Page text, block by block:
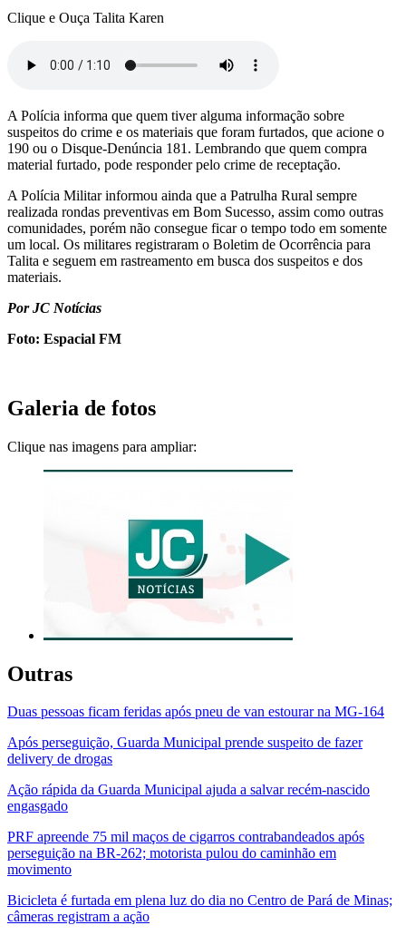
Clique e Ouça Talita Karen
A Polícia informa que quem tiver alguma informação sobre
suspeitos do crime e os materiais que foram furtados, que acione o
190 ou o Disque-Denúncia 181. Lembrando que quem compra
material furtado, pode responder pelo crime de receptação.
A Polícia Militar informou ainda que a Patrulha Rural sempre
realizada rondas preventivas em Bom Sucesso, assim como outras
comunidades, porém não consegue ficar o tempo todo em somente
um local. Os militares registraram o Boletim de Ocorrência para
Talita e seguem em rastreamento em busca dos suspeitos e dos
materiais.
Por JC Notícias
Foto: Espacial FM
Galeria de fotos
Clique nas imagens para ampliar:
Outras
Duas pessoas ficam feridas após pneu de van estourar na MG-164
Após perseguição, Guarda Municipal prende suspeito de fazer
delivery de drogas
Ação rápida da Guarda Municipal ajuda a salvar recém-nascido
engasgado
PRF apreende 75 mil maços de cigarros contrabandeados após
perseguição na BR-262; motorista pulou do caminhão em
movimento
Bicicleta é furtada em plena luz do dia no Centro de Pará de Minas;
câmeras registram a ação